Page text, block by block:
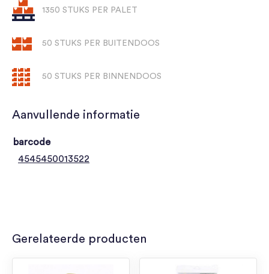
1350 STUKS PER PALET
50 STUKS PER BUITENDOOS
50 STUKS PER BINNENDOOS
Aanvullende informatie
barcode
4545450013522
Gerelateerde producten